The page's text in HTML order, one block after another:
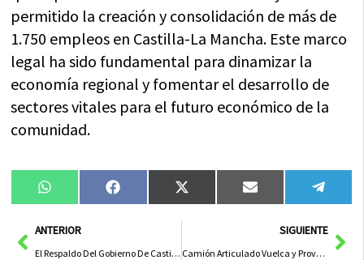
permitido la creación y consolidación de más de
1.750 empleos en Castilla-La Mancha. Este marco
legal ha sido fundamental para dinamizar la
economía regional y fomentar el desarrollo de
sectores vitales para el futuro económico de la
comunidad.
Compartir
en
WhatsAppCompartir
en
FacebookCompartir
en
X
(Twitter)
Compartir
en
Email
en
AntANTERIOR
El Respaldo Del Gobierno De Castilla-La Mancha A ‘La Borricá’, Tradición Emblemática De Torrenueva
SIGUIENTE
Camión Articulado Vuelca y Provoca Cierre de la CM-412 en Montealegre del Castillo: Inician Labores de Recuperación